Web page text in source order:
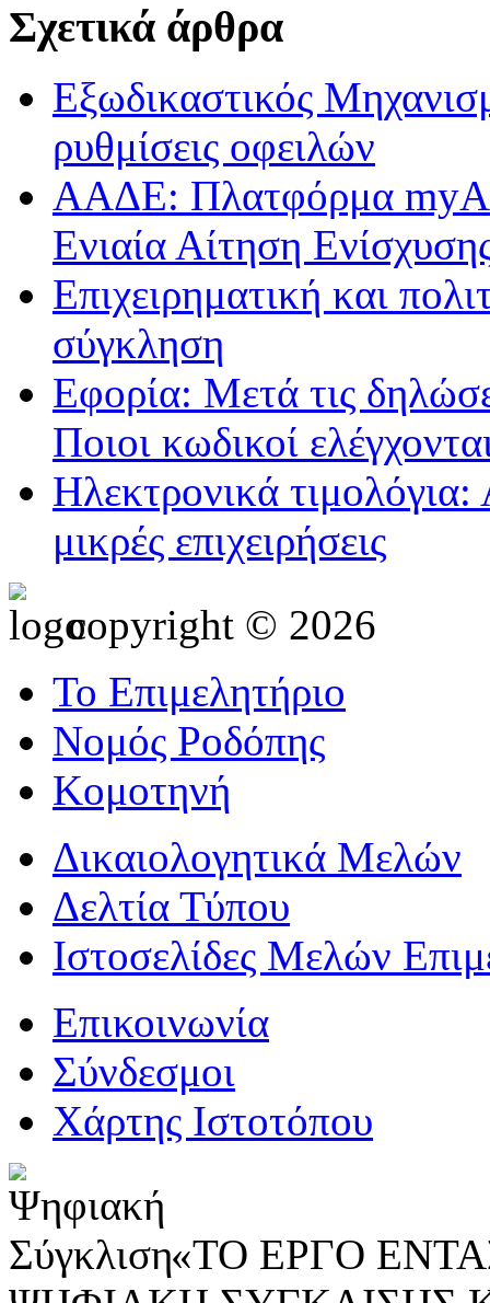
Σχετικά άρθρα
Εξωδικαστικός
ρυθμίσεις οφειλών
ΑΑΔΕ: Πλατφόρμα
Ενιαία Αίτηση
Επιχειρηματική και
σύγκληση
Εφορία: Μετά τις
Ποιοι κωδικοί
Ηλεκτρονικά τιμολόγια:
μικρές επιχειρήσεις
copyright © 2026
Το Επιμελητήριο
Νομός Ροδόπης
Κομοτηνή
Δικαιολογητικά Μελών
Δελτία Τύπου
Ιστοσελίδες Μελών
Επικοινωνία
Σύνδεσμοι
Χάρτης Ιστοτόπου
«ΤΟ ΕΡΓΟ